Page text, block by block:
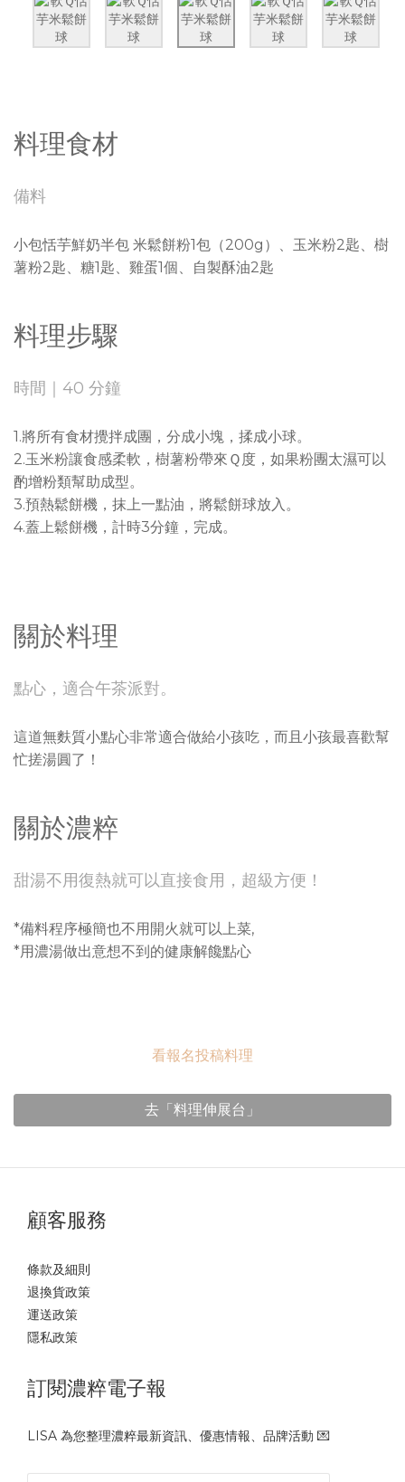
料理食材
備料
小包恬芋鮮奶半包 米鬆餅粉1包（200g）、玉米粉2匙、樹
薯粉2匙、糖1匙、雞蛋1個、自製酥油2匙
料理步驟
時間｜40 分鐘
1.將所有食材攪拌成團，分成小塊，揉成小球。
2.玉米粉讓食感柔軟，樹薯粉帶來Ｑ度，如果粉團太濕可以
酌增粉類幫助成型。
3.預熱鬆餅機，抹上一點油，將鬆餅球放入。
4.蓋上鬆餅機，計時3分鐘，完成。
關於料理
點心，適合午茶派對。
這道無麩質小點心非常適合做給小孩吃，而且小孩最喜歡幫
忙搓湯圓了！
關於濃粹
甜湯不用復熱就可以直接食用，超級方便！
*備料程序極簡也不用開火就可以上菜,
*用濃湯做出意想不到的健康解饞點心
看報名投稿料理
去「料理伸展台」
顧客服務
條款及細則
退換貨政策
運送政策
隱私政策
訂閱濃粹電子報
LISA 為您整理濃粹最新資訊、優惠情報、品牌活動 💌